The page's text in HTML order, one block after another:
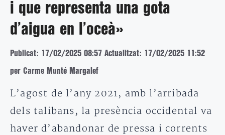
i que representa una gota
d’aigua en l’oceà»
Publicat: 17/02/2025 08:57 Actualitzat: 17/02/2025 11:52
per Carme Munté Margalef
L’agost de l’any 2021, amb l’arribada
dels talibans, la presència occidental va
haver d’abandonar de pressa i corrents